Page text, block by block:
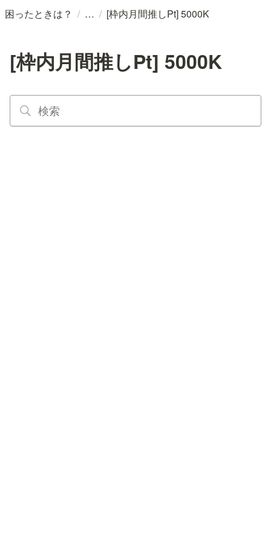
困ったときは？ / / [枠内月間推しPt] 5000K
[枠内月間推しPt] 5000K